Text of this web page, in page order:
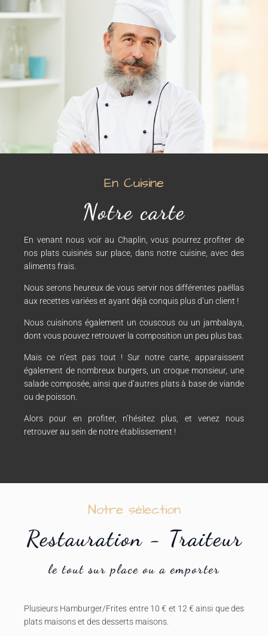
En Cuisine
Notre carte
En venant nous voir au Chaplin, vous pourrez profiter de
nos plats cuisinés sur place, dans notre cuisine, avec des
aliments frais.
Nous serons heureux de vous servir nos différentes paëllas
aux recettes variées et ayant déjà conquis plus d’un client !
Nous cuisinons également un couscous ou un jambalaya,
dont vous pouvez retrouver la composition un peu plus bas.
Mais ce n’est pas tout ! Sur notre carte, apparaissent
également de nombreux burgers, un croque monsieur, une
salade composée, ainsi que d’autres plats à base de viande
ou de poisson.
Alors pour en profiter, n’hésitez plus, et venez nous
retrouver au sein de notre établissement !
Notre sélection
Restauration - Traiteur
le tout sur place ou a emporter
Plusieurs Hamburger/Frites entre 10 € et 12 € ainsi que des
plats maisons et des desserts maisons.